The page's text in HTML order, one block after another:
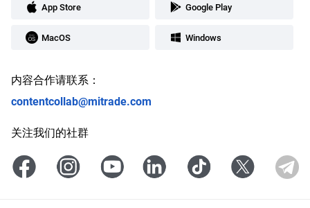
App Store Google Play
MacOS Windows
内容合作请联系：
contentcollab@mitrade.com
关注我们的社群